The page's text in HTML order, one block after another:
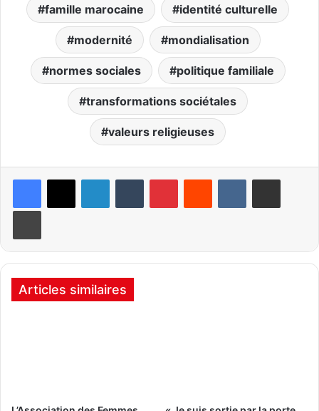
famille marocaine identité culturelle
modernité mondialisation
normes sociales politique familiale
transformations sociétales
valeurs religieuses
Articles similaires